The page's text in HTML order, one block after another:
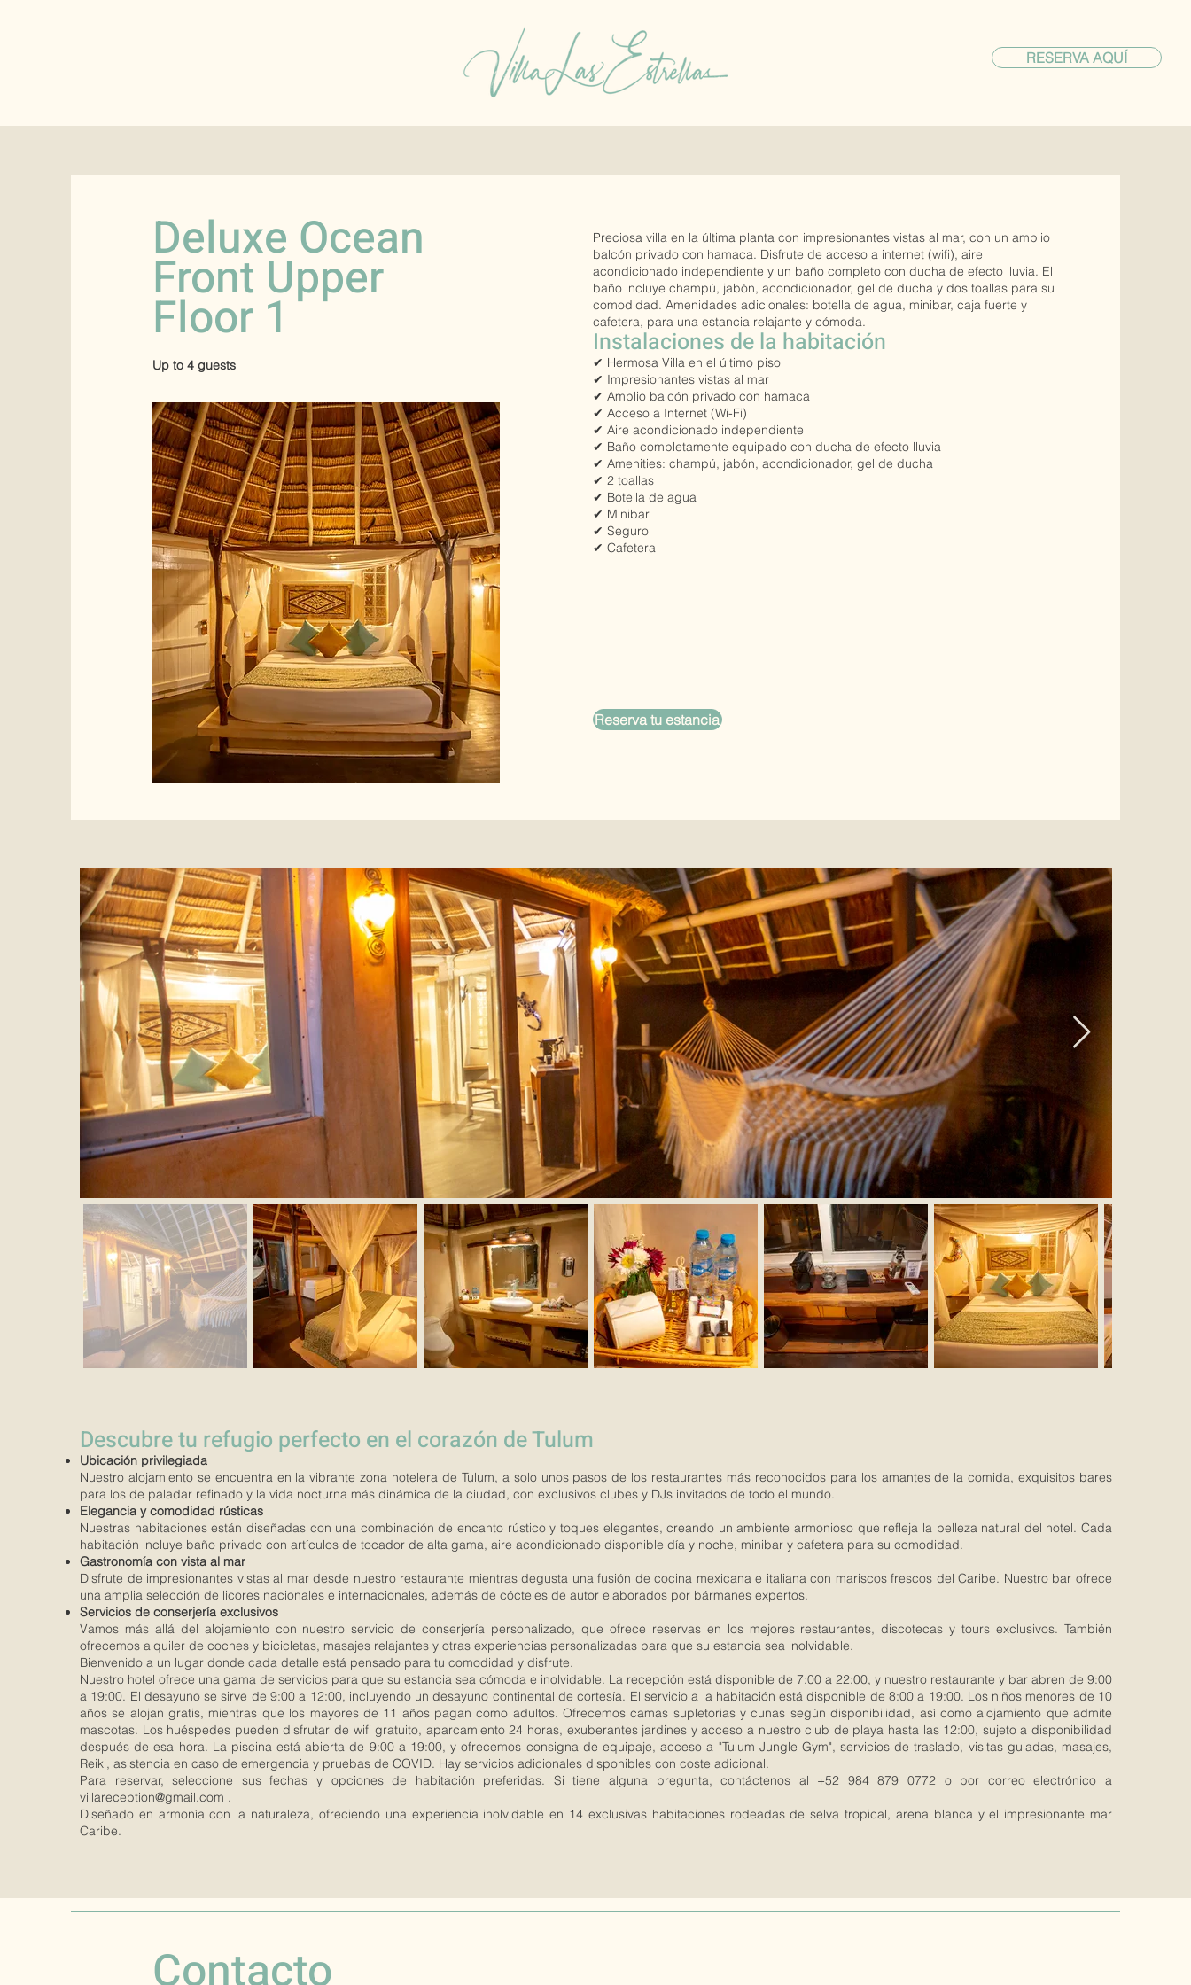
RESERVA AQUÍ
Deluxe Ocean
Front Upper
Floor 1
Up to 4 guests
Preciosa villa en la última planta con impresionantes vistas al mar, con un amplio
balcón privado con hamaca. Disfrute de acceso a internet (wifi), aire
acondicionado independiente y un baño completo con ducha de efecto lluvia. El
baño incluye champú, jabón, acondicionador, gel de ducha y dos toallas para su
comodidad. Amenidades adicionales: botella de agua, minibar, caja fuerte y
cafetera, para una estancia relajante y cómoda.
Instalaciones de la habitación
✔ Hermosa Villa en el último piso
✔ Impresionantes vistas al mar
✔ Amplio balcón privado con hamaca
✔ Acceso a Internet (Wi-Fi)
✔ Aire acondicionado independiente
✔ Baño completamente equipado con ducha de efecto lluvia
✔ Amenities: champú, jabón, acondicionador, gel de ducha
✔ 2 toallas
✔ Botella de agua
✔ Minibar
✔ Seguro
✔ Cafetera
Reserva tu estancia
Descubre tu refugio perfecto en el corazón de Tulum
Ubicación privilegiada
Nuestro alojamiento se encuentra en la vibrante zona hotelera de Tulum, a solo unos pasos de los restaurantes más reconocidos para los amantes de la comida, exquisitos bares
para los de paladar refinado y la vida nocturna más dinámica de la ciudad, con exclusivos clubes y DJs invitados de todo el mundo.
Elegancia y comodidad rústicas
Nuestras habitaciones están diseñadas con una combinación de encanto rústico y toques elegantes, creando un ambiente armonioso que refleja la belleza natural del hotel. Cada
habitación incluye baño privado con artículos de tocador de alta gama, aire acondicionado disponible día y noche, minibar y cafetera para su comodidad.
Gastronomía con vista al mar
Disfrute de impresionantes vistas al mar desde nuestro restaurante mientras degusta una fusión de cocina mexicana e italiana con mariscos frescos del Caribe. Nuestro bar ofrece
una amplia selección de licores nacionales e internacionales, además de cócteles de autor elaborados por bármanes expertos.
Servicios de conserjería exclusivos
Vamos más allá del alojamiento con nuestro servicio de conserjería personalizado, que ofrece reservas en los mejores restaurantes, discotecas y tours exclusivos. También
ofrecemos alquiler de coches y bicicletas, masajes relajantes y otras experiencias personalizadas para que su estancia sea inolvidable.
Bienvenido a un lugar donde cada detalle está pensado para tu comodidad y disfrute.
Nuestro hotel ofrece una gama de servicios para que su estancia sea cómoda e inolvidable. La recepción está disponible de 7:00 a 22:00, y nuestro restaurante y bar abren de 9:00
a 19:00. El desayuno se sirve de 9:00 a 12:00, incluyendo un desayuno continental de cortesía. El servicio a la habitación está disponible de 8:00 a 19:00. Los niños menores de 10
años se alojan gratis, mientras que los mayores de 11 años pagan como adultos. Ofrecemos camas supletorias y cunas según disponibilidad, así como alojamiento que admite
mascotas. Los huéspedes pueden disfrutar de wifi gratuito, aparcamiento 24 horas, exuberantes jardines y acceso a nuestro club de playa hasta las 12:00, sujeto a disponibilidad
después de esa hora. La piscina está abierta de 9:00 a 19:00, y ofrecemos consigna de equipaje, acceso a "Tulum Jungle Gym", servicios de traslado, visitas guiadas, masajes,
Reiki, asistencia en caso de emergencia y pruebas de COVID. Hay servicios adicionales disponibles con coste adicional.
Para reservar, seleccione sus fechas y opciones de habitación preferidas. Si tiene alguna pregunta, contáctenos al +52 984 879 0772 o por correo electrónico a
villareception@gmail.com .
Diseñado en armonía con la naturaleza, ofreciendo una experiencia inolvidable en 14 exclusivas habitaciones rodeadas de selva tropical, arena blanca y el impresionante mar
Caribe.